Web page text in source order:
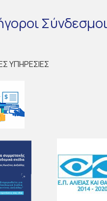
Σύνδεσμοι
ΥΠΗΡΕΣΙΕΣ